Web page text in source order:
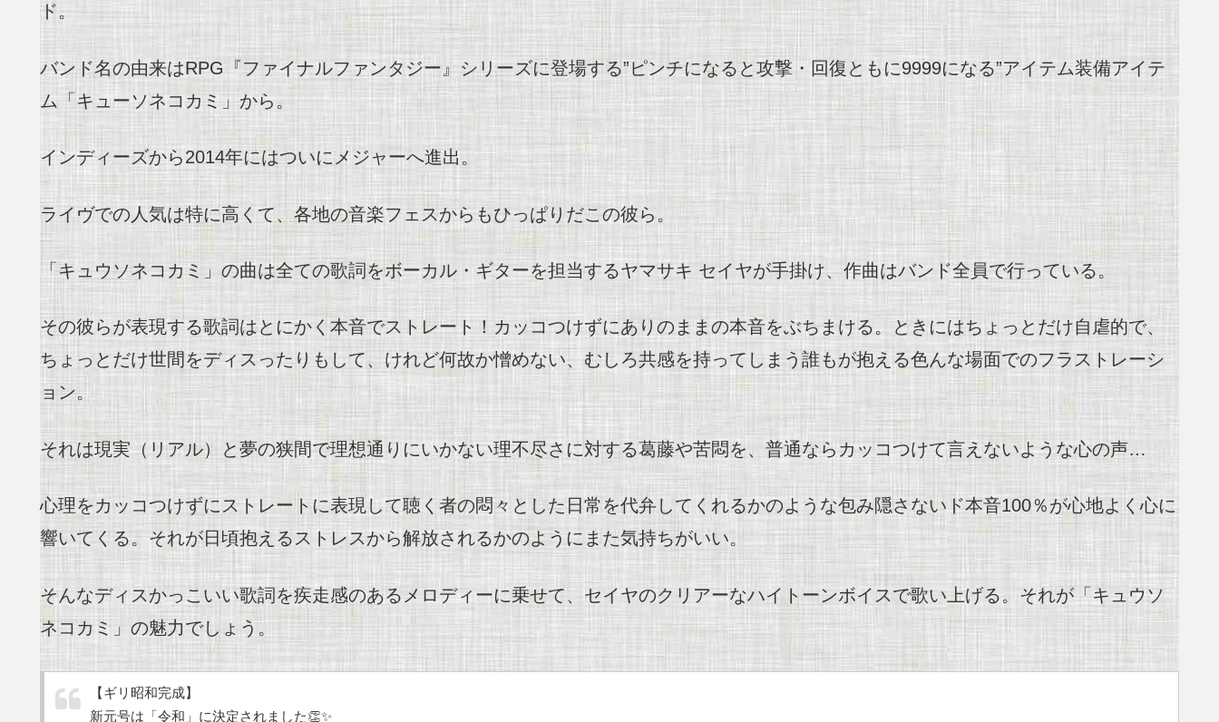
ド。
バンド名の由来はRPG『ファイナルファンタジー』シリーズに登場する”ピンチになると攻撃・回復ともに9999になる”アイテム装備アイテ
ム「キューソネコカミ」から。
インディーズから2014年にはついにメジャーへ進出。
ライヴでの人気は特に高くて、各地の音楽フェスからもひっぱりだこの彼ら。
「キュウソネコカミ」の曲は全ての歌詞をボーカル・ギターを担当するヤマサキ セイヤが手掛け、作曲はバンド全員で行っている。
その彼らが表現する歌詞はとにかく本音でストレート！カッコつけずにありのままの本音をぶちまける。ときにはちょっとだけ自虐的で、
ちょっとだけ世間をディスったりもして、けれど何故か憎めない、むしろ共感を持ってしまう誰もが抱える色んな場面でのフラストレーシ
ョン。
それは現実（リアル）と夢の狭間で理想通りにいかない理不尽さに対する葛藤や苦悶を、普通ならカッコつけて言えないような心の声…
心理をカッコつけずにストレートに表現して聴く者の悶々とした日常を代弁してくれるかのような包み隠さないド本音100％が心地よく心に
響いてくる。それが日頃抱えるストレスから解放されるかのようにまた気持ちがいい。
そんなディスかっこいい歌詞を疾走感のあるメロディーに乗せて、セイヤのクリアーなハイトーンボイスで歌い上げる。それが「キュウソ
ネコカミ」の魅力でしょう。
【ギリ昭和完成】
新元号は「令和」に決定されました👏✨